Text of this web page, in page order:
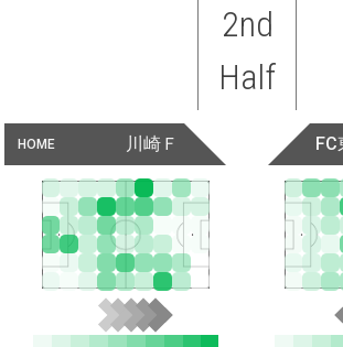
2nd
Half
HOME 川崎Ｆ FC